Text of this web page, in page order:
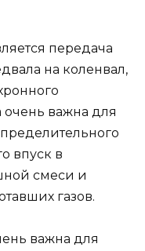
передача
на коленвал,
очень важна для
впуск в
смеси и
газов.
важна для